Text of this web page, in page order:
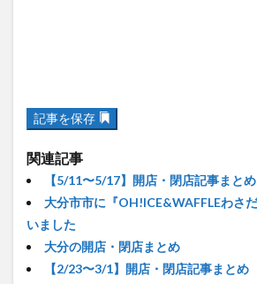
記事を保存
関連記事
【5/11〜5/17】開店・閉店記事まとめ
大分市市に『OH!ICE&WAFFLEわさ
いました
大分の開店・閉店まとめ
【2/23〜3/1】開店・閉店記事まとめ